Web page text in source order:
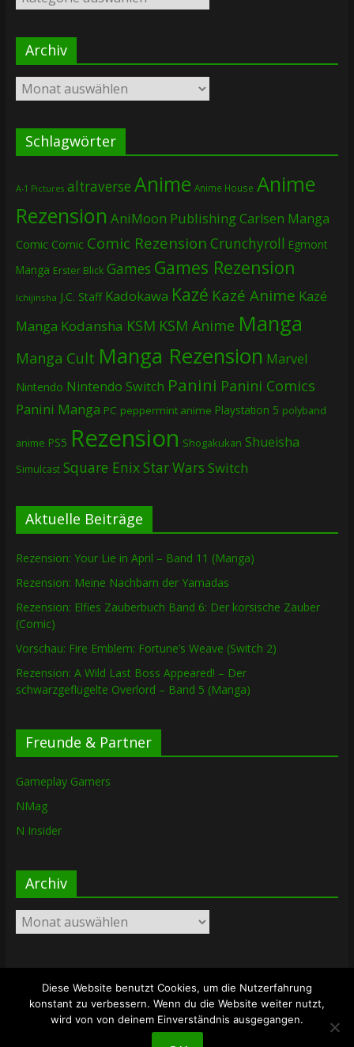
Archiv
Archiv
Schlagwörter
A-1 Pictures altraverse Anime Anime House Anime
Rezension AniMoon PublishingCarlsen Manga
Comic Comic Comic Rezension Crunchyroll Egmont
Manga Erster Blick Games Games Rezension
Ichijinsha J.C. Staff Kadokawa Kazé Kazé Anime Kazé
Manga Kodansha KSM KSM Anime Manga
Manga Cult Manga Rezension Marvel
Nintendo Nintendo Switch Panini Panini Comics
Panini Manga PC peppermint anime Playstation 5 polyband
anime PS5 Rezension Shogakukan Shueisha
Simulcast Square EnixStar Wars Switch
Aktuelle Beiträge
Rezension: Your Lie in April – Band 11 (Manga)
Rezension: Meine Nachbarn der Yamadas
Rezension: Elfies Zauberbuch Band 6: Der korsische Zauber
(Comic)
Vorschau: Fire Emblem: Fortune’s Weave (Switch 2)
Rezension: A Wild Last Boss Appeared! – Der
schwarzgeflügelte Overlord – Band 5 (Manga)
Freunde & Partner
Gameplay Gamers
NMag
N Insider
Archiv
Archiv
Copyright © 2026The Lost Dungeon. Alle Rechte vorbehalten.
Theme: ColorMag vonThemeGrill. Bereitgestellt von
WordPress
Diese Website benutzt Cookies, um die Nutzerfahrung
konstant zu verbessern. Wenn du die Website weiter nutzt,
wird von von deinem Einverständnis ausgegangen.